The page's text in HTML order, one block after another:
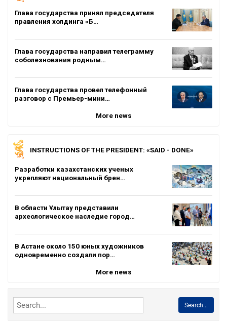
Глава государства принял председателя
правления холдинга «Б…
Глава государства направил телеграмму
соболезнования родным…
Глава государства провел телефонный
разговор с Премьер-мини…
More news
INSTRUCTIONS OF THE PRESIDENT: «SAID - DONE»
Разработки казахстанских ученых
укрепляют национальный брен…
В области Ұлытау представили
археологическое наследие город…
В Астане около 150 юных художников
одновременно создали пор…
More news
Search...